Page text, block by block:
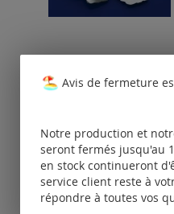
uniquement
pour les clients
enregistrés.
Avis de fermeture
Notre production et
seront fermés jusqu'au
en stock continueront
service client reste à
répondre à toutes vos